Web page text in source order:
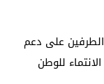
على دعم
للوطن